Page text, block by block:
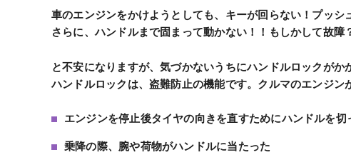
車のエンジンをかけようとしても、キーが回らない！プッシ
さらに、ハンドルまで固まって動かない！！もしかして故障
と不安になりますが、気づかないうちにハンドルロックがか
ハンドルロックは、盗難防止の機能です。クルマのエンジン
エンジンを停止後タイヤの向きを直すためにハンドルを切
乗降の際、腕や荷物がハンドルに当たった